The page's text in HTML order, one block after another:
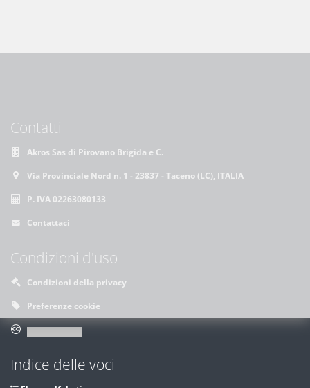
Contatti
Akros Sas di Pirovano Brigida e C.
Via Provinciale Nord n. 1 - 23837 - Taceno (LC), ITALIA
P. IVA 02263080133
Contattaci
Condizioni d'uso
Condizioni della privacy
Preferenze cookie
Indice delle voci